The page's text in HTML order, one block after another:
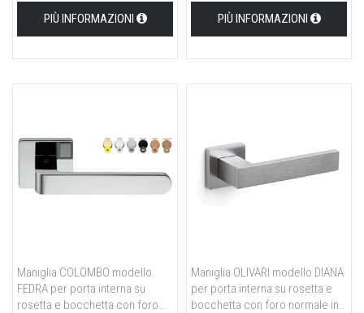
PIÙ INFORMAZIONI PIÙ INFORMAZIONI
Maniglia COLOMBO modello
FEDRA per porta interna su
rosetta e bocchetta con foro
Maniglia OLIVARI modello DIANA
per porta interna su rosetta e
bocchetta con foro normale in